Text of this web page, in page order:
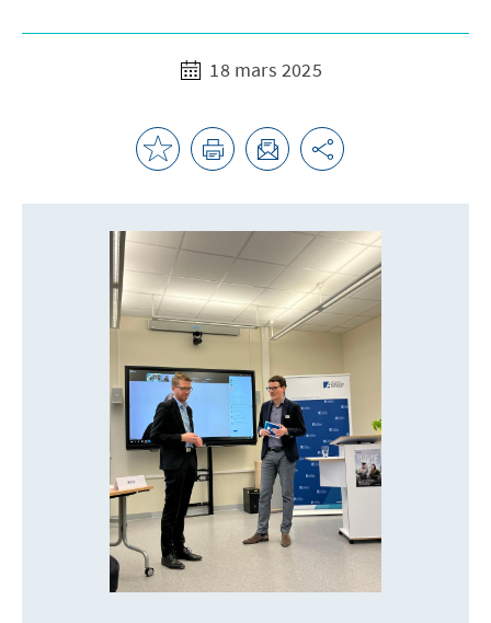
18 mars 2025